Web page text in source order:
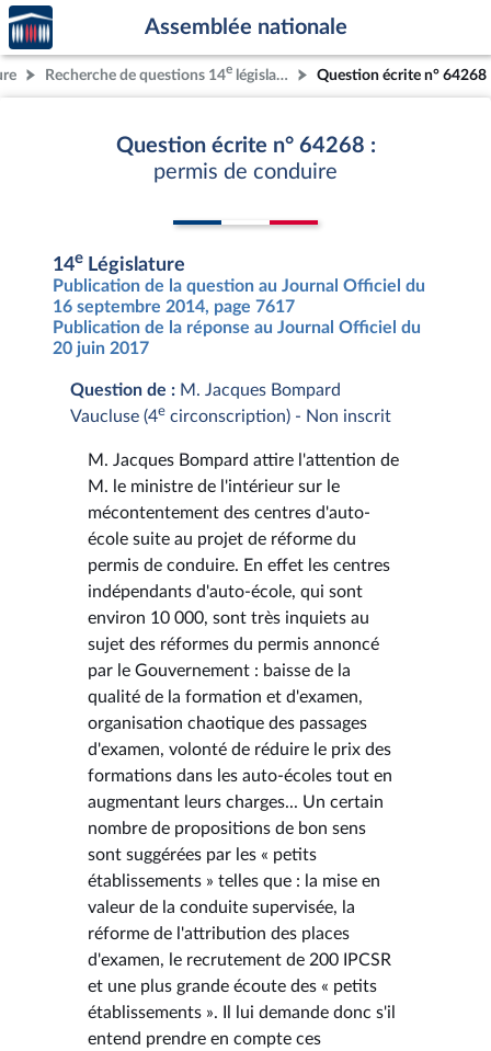
Aller au contenu
Aller en bas de la page
Accèder
à la
page
d'accueil
Assemblée nationale
Recherche de questions 14e législature Question écrite n° 64268
Question écrite n° 64268 :
permis de conduire
14e Législature
Publication de la question au Journal Officiel du
16 septembre 2014, page 7617
Publication de la réponse au Journal Officiel du
20 juin 2017
Question de : M. Jacques Bompard
Vaucluse (4e circonscription) - Non inscrit
M. Jacques Bompard attire l'attention de
M. le ministre de l'intérieur sur le
mécontentement des centres d'auto-
école suite au projet de réforme du
permis de conduire. En effet les centres
indépendants d'auto-école, qui sont
environ 10 000, sont très inquiets au
sujet des réformes du permis annoncé
par le Gouvernement : baisse de la
qualité de la formation et d'examen,
organisation chaotique des passages
d'examen, volonté de réduire le prix des
formations dans les auto-écoles tout en
augmentant leurs charges... Un certain
nombre de propositions de bon sens
sont suggérées par les « petits
établissements » telles que : la mise en
valeur de la conduite supervisée, la
réforme de l'attribution des places
d'examen, le recrutement de 200 IPCSR
et une plus grande écoute des « petits
établissements ». Il lui demande donc s'il
entend prendre en compte ces